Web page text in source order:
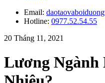
Email:
Hotline: 0977.52.54.55
20 Tháng 11, 2021
Lương Ngành